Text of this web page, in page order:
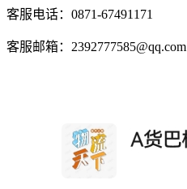
客服电话：0871-67491171
客服邮箱：2392777585@qq.com